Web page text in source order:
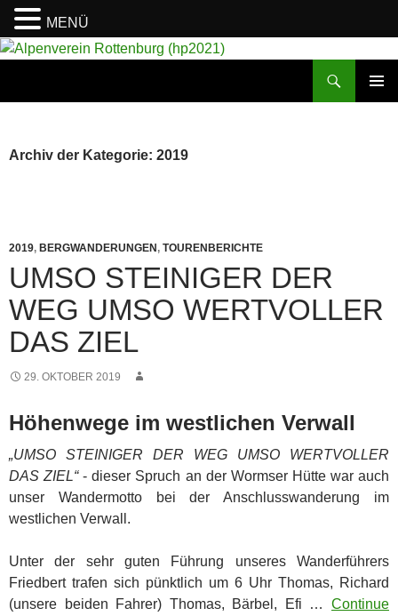
Archiv der Kategorie: 2019
2019, BERGWANDERUNGEN, TOURENBERICHTE
UMSO STEINIGER DER
WEG UMSO WERTVOLLER
DAS ZIEL
29. OKTOBER 2019
Höhenwege im westlichen Verwall
„UMSO STEINIGER DER WEG UMSO WERTVOLLER
DAS ZIEL“- dieser Spruch an der Wormser Hütte war auch
unser Wandermotto bei der Anschlusswanderung im
westlichen Verwall.
Unter der sehr guten Führung unseres Wanderführers
Friedbert trafen sich pünktlich um 6 Uhr Thomas, Richard
(unsere beiden Fahrer) Thomas, Bärbel, Efi … Continue
MENÜ